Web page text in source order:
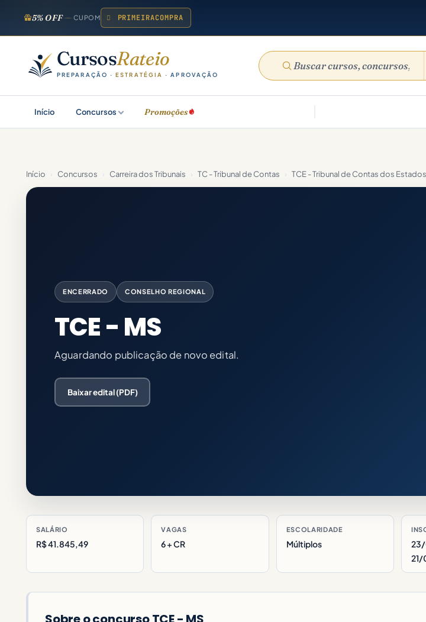
5% OFF CUPOM PRIMEIRACOMPRA
CursosRateio
PREPARAÇÃO ·ESTRATÉGIA · APROVAÇÃO
Início Concursos Promoções
Início › Concursos › Carreira dos Tribunais › TC - Tribunal de Contas › TCE - Tribunal de Contas dos Estados
ENCERRADO CONSELHO REGIONAL
TCE - MS
Aguardando publicação de novo edital.
Baixar edital (PDF)
SALÁRIO
R$ 41.845,49
VAGAS
6 + CR
ESCOLARIDADE
Múltiplos